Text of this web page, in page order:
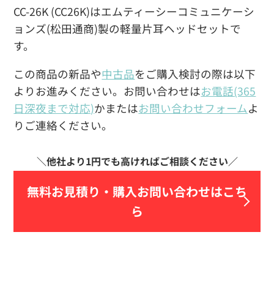
CC-26K (CC26K)はエムティーシーコミュニケーシ
ョンズ(松田通商)製の軽量片耳ヘッドセットで
す。
この商品の新品や中古品をご購入検討の際は以下
よりお進みください。お問い合わせはお電話(365
日深夜まで対応)かまたはお問い合わせフォームよ
りご連絡ください。
無料お見積り・ 購入お問い合わせはこち
ら